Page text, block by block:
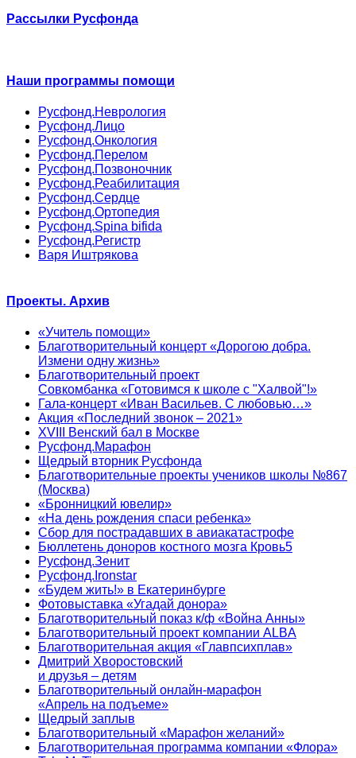
Рассылки Русфонда
Наши программы помощи
Русфонд.Неврология
Русфонд.Лицо
Русфонд.Онкология
Русфонд.Перелом
Русфонд.Позвоночник
Русфонд.Реабилитация
Русфонд.Сердце
Русфонд.Ортопедия
Русфонд.Spina bifida
Русфонд.Регистр
Варя Иштрякова
Проекты. Архив
«Учитель помощи»
Благотворительный концерт «Дорогою добра.
Измени одну жизнь»
Благотворительный проект
Совкомбанка «Готовимся к школе с "Халвой"!»
Гала-концерт «Иван Васильев. С любовью…»
Акция «Последний звонок – 2021»
XVIII Венский бал в Москве
Русфонд.Марафон
Щедрый вторник Русфонда
Благотворительные проекты учеников школы №867
(Москва)
«Бронницкий ювелир»
«На день рождения спаси ребенка»
Сбор для пострадавших в авиакатастрофе
Бюллетень доноров костного мозга Кровь5
Русфонд.Зенит
Русфонд.Ironstar
«Будем жить!» в Екатеринбурге
Фотовыставка «Угадай донора»
Благотворительный показ к/ф «Война Анны»
Благотворительный проект компании ALBA
Благотворительная акция «Главпсихплав»
Дмитрий Хворостовский
и друзья – детям
Благотворительный онлайн‑марафон
«Апрель на подъеме»
Щедрый заплыв
Благотворительный «Марафон желаний»
Благотворительная программа компании «Флора»